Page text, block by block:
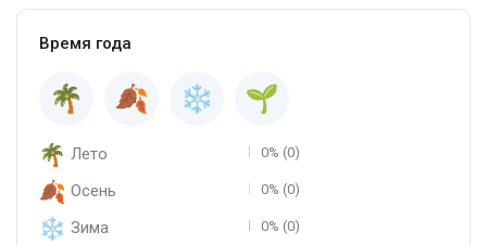
Время года
Лето 0% (0)
Осень 0% (0)
Зима 0% (0)